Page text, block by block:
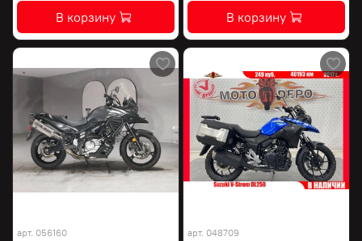
В корзину В корзину
арт. 056160 арт. 048709